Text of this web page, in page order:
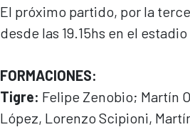
El próximo partido, por la
desde las 19.15hs en el
FORMACIONES:
Tigre: Felipe Zenobio; Martín
López, Lorenzo Scipioni,